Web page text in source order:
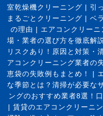
室乾燥機クリーニング | 引
まるごとクリーニング | ベ
の理由 | エアコンクリー
場・業者の選び方を徹底解
リスクあり！原因と対策・
アコンクリーニング業者の
恵袋の失敗例もまとめ！
|
な季節とは？清掃が必要な
ングのおすすめ業者8選！
| 賃貸のエアコンクリーニ